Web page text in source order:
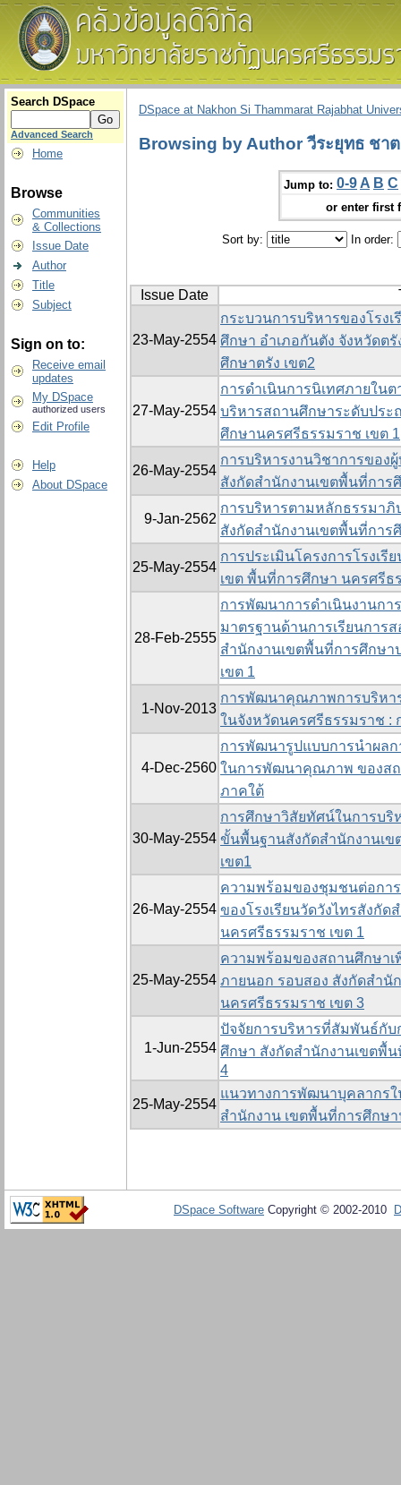
Search DSpace
Advanced Search
Home
Browse
Communities
& Collections
Issue Date
Author
Title
Subject
Sign on to:
Receive email
updates
My DSpace
authorized users
Edit Profile
Help
About DSpace
DSpace at Nakhon Si Thammarat Rajabhat
Browsing by Author วีระยุทธ ชา
Jump to: 0-9 A B C
or enter first
Sort by: In order:
Issue Date
23-May-2554
กระบวนการบริหารของโรง
ศึกษา อำเภอกันตัง จังหวัดต
ศึกษาตรัง เขต2
27-May-2554
การดำเนินการนิเทศภายใน
บริหารสถานศึกษาระดับปร
ศึกษานครศรีธรรมราช เขต 1
26-May-2554
การบริหารงานวิชาการขอ
สังกัดสำนักงานเขตพื้นที่การ
9-Jan-2562
การบริหารตามหลักธรรมา
สังกัดสำนักงานเขตพื้นที่การ
25-May-2554
การประเมินโครงการโรงเ
เขต พื้นที่การศึกษา นครศรีธ
28-Feb-2555
การพัฒนาการดำเนินงานก
มาตรฐานด้านการเรียนการ
สำนักงานเขตพื้นที่การศึกษ
เขต 1
1-Nov-2013
การพัฒนาคุณภาพการบริหา
ในจังหวัดนครศรีธรรมราช :
4-Dec-2560
การพัฒนารูปแบบการนำผล
ในการพัฒนาคุณภาพ ของส
ภาคใต้
30-May-2554
การศึกษาวิสัยทัศน์ในการบริ
ขั้นพื้นฐานสังกัดสำนักงานเ
เขต1
26-May-2554
ความพร้อมของชุมชนต่อกา
ของโรงเรียนวัดวังไทรสังกั
นครศรีธรรมราช เขต 1
25-May-2554
ความพร้อมของสถานศึกษา
ภายนอก รอบสอง สังกัดสำนั
นครศรีธรรมราช เขต 3
1-Jun-2554
ปัจจัยการบริหารที่สัมพันธ์กั
ศึกษา สังกัดสำนักงานเขตพื้
4
25-May-2554
แนวทางการพัฒนาบุคลากร
สำนักงาน เขตพื้นที่การศึกษ
DSpace Software Copyright © 2002-2010